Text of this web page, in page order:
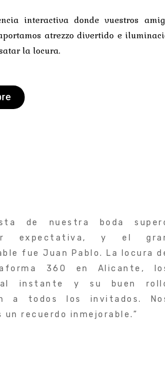
interactiva donde vuestros
atrezzo divertido e
la locura.
de nuestra boda
expectativa, y el
fue Juan Pablo. La locura
360 en Alicante,
al instante y su buen
a todos los invitados.
un recuerdo inmejorable.”